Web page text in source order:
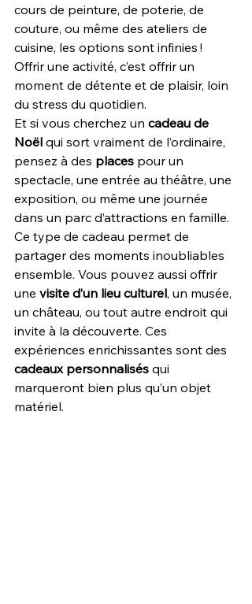
cours de peinture, de poterie, de
couture, ou même des ateliers de
cuisine, les options sont infinies !
Offrir une activité, c’est offrir un
moment de détente et de plaisir, loin
du stress du quotidien.
Et si vous cherchez un cadeau de
Noël qui sort vraiment de l’ordinaire,
pensez à des places pour un
spectacle, une entrée au théâtre, une
exposition, ou même une journée
dans un parc d’attractions en famille.
Ce type de cadeau permet de
partager des moments inoubliables
ensemble. Vous pouvez aussi offrir
une visite d’un lieu culturel, un musée,
un château, ou tout autre endroit qui
invite à la découverte. Ces
expériences enrichissantes sont des
cadeaux personnalisés qui
marqueront bien plus qu’un objet
matériel.